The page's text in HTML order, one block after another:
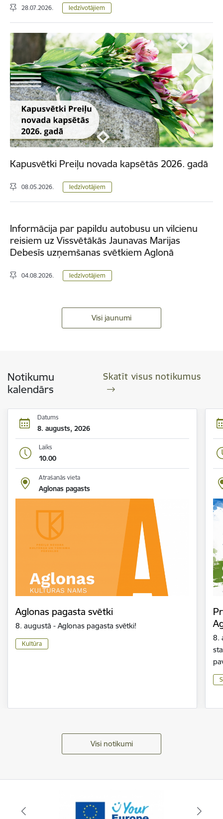
28.07.2026. Iedzīvotājiem
Kapusvētki Preiļu novada kapsētās 2026. gadā
08.05.2026. Iedzīvotājiem
Informācija par papildu autobusu un vilcienu
reisiem uz Vissvētākās Jaunavas Marijas
Debesīs uzņemšanas svētkiem Aglonā
04.08.2026. Iedzīvotājiem
Visi jaunumi
Notikumu
kalendārs
Skatīt visus notikumus
Datums
8. augusts, 2026
Laiks
10.00
Atrašanās vieta
Aglonas pagasts
Aglonas pagasta svētki
8. augustā - Aglonas pagasta svētki!
Kultūra
8.
Visi notikumi